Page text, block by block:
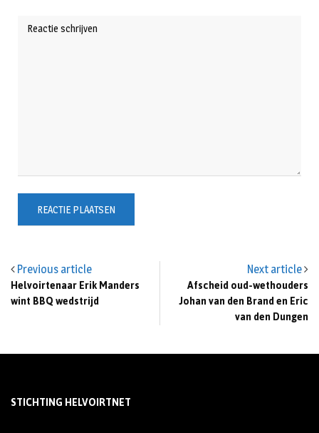
Previous article
Helvoirtenaar Erik Manders
wint BBQ wedstrijd
Next article
Afscheid oud-wethouders
Johan van den Brand en Eric
van den Dungen
STICHTING HELVOIRTNET